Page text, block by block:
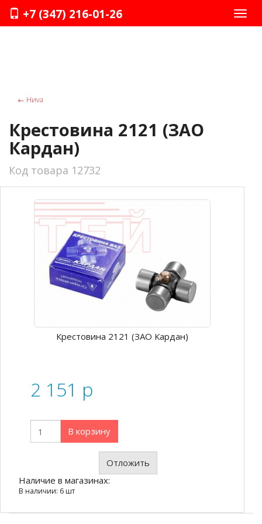
+7 (347) 216-01-26
← Ниvа
Крестовина 2121 (ЗАО
Кардан)
Код товара 12732
Крестовина 2121 (ЗАО Кардан)
2 151 p
В корзину
Отложить
Наличие в магазинах:
В наличии: 6 шт